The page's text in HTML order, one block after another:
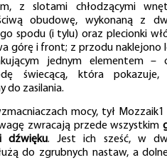
z slotami chłodzącymi
obudowę, wykonaną z
spodu (i tylu) oraz plecionki
górę i front; z przodu naklejono
jednym elementem –
świecącą, która pokazuje,
do zasilania.
mocy, tył
zwracają przede wszystkim
dźwięku. Jest ich sześć, w
do zgrubnych nastaw, a